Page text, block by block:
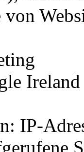
von
IP-